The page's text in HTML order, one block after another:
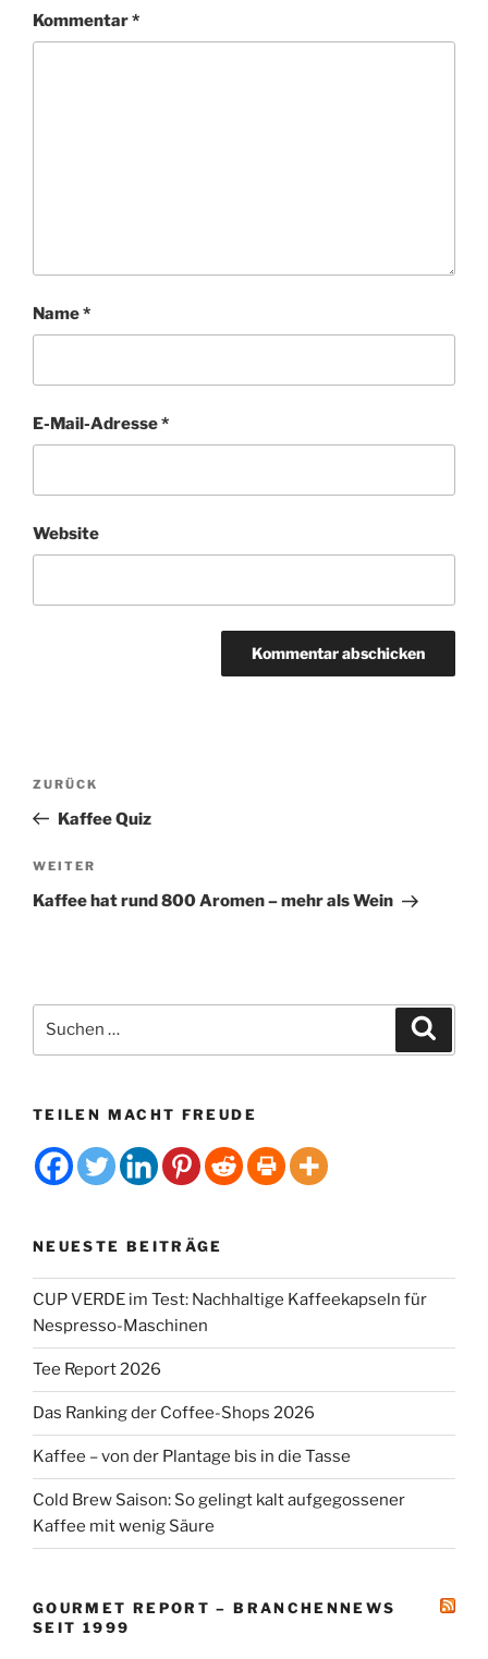
Kommentar*
Name*
E-Mail-Adresse*
Website
e
r
a
t
:
Beitragsnavigation
Vorheriger
Beitrag
ZURÜCK
Kaffee Quiz
Nächster
Beitrag
WEITER
Kaffee hat rund 800 Aromen – mehr als Wein
nach:
TEILEN MACHT FREUDE
NEUESTE BEITRÄGE
CUP VERDE im Test: Nachhaltige Kaffeekapseln für
Nespresso-Maschinen
Tee Report 2026
Das Ranking der Coffee-Shops 2026
Kaffee – von der Plantage bis in die Tasse
Cold Brew Saison: So gelingt kalt aufgegossener
Kaffee mit wenig Säure
GOURMET REPORT – BRANCHENNEWS
SEIT 1999